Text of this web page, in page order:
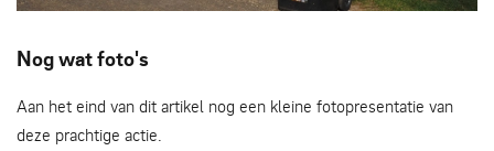
Nog wat foto's
Aan het eind van dit artikel nog een kleine fotopresentatie van
deze prachtige actie.